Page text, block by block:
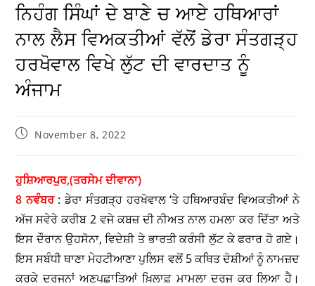
ਨਿਹੰਗ ਸਿੰਘਾਂ ਦੇ ਬਾਣੇ ਚ ਆਏ ਹਥਿਆਰਾਂ
ਨਾਲ ਲੈਸ ਵਿਅਕਤੀਆਂ ਵੱਲੋਂ ਡੇਰਾ ਸੰਤਗੜ੍ਹ
ਹਰਖੋਵਾਲ ਵਿਖੇ ਲੁੱਟ ਦੀ ਵਾਰਦਾਤ ਨੂੰ
ਅੰਜਾਮ
November 8, 2022
ਹੁਸ਼ਿਆਰਪੁਰ,(ਤਰਸੇਮ ਦੀਵਾਨਾ)
8 ਨਵੰਬਰ: ਡੇਰਾ ਸੰਤਗੜ੍ਹ ਹਰਖੋਵਾਲ ‘ਤੇ ਹਥਿਆਰਬੰਦ ਵਿਅਕਤੀਆਂ ਨੇ
ਅੱਜ ਸਵੇਰੇ ਕਰੀਬ 2 ਵਜੇ ਕਬਜ਼ ਦੀ ਨੀਅਤ ਨਾਲ ਹਮਲਾ ਕਰ ਦਿੱਤਾ ਅਤੇ
ਇਸ ਦੌਰਾਨ ਉਹਸੋਨਾ, ਵਿਦੇਸ਼ੀ ਤੇ ਭਾਰਤੀ ਕਰੰਸੀ ਲੁੱਟ ਕੇ ਫਰਾਰ ਹੋ ਗਏ।
ਇਸ ਸਬੰਧੀ ਥਾਣਾ ਮੇਹਟੀਆਣਾ ਪੁਲਿਸ ਵਲੋਂ 5 ਕਥਿਤ ਦੋਸ਼ੀਆਂ ਨੂੰ ਨਾਮਜ਼ਦ
ਕਰਕੇ ਦਰਜਨਾਂ ਅਣਪਛਾਤਿਆਂ ਖ਼ਿਲਾਫ਼ ਮਾਮਲਾ ਦਰਜ ਕਰ ਲਿਆ ਹੈ।